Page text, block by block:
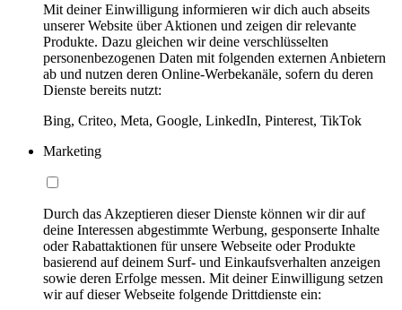
Mit deiner Einwilligung informieren wir dich auch abseits
unserer Website über Aktionen und zeigen dir relevante
Produkte. Dazu gleichen wir deine verschlüsselten
personenbezogenen Daten mit folgenden externen Anbietern
ab und nutzen deren Online-Werbekanäle, sofern du deren
Dienste bereits nutzt:
Bing, Criteo, Meta, Google, LinkedIn, Pinterest, TikTok
Marketing
Durch das Akzeptieren dieser Dienste können wir dir auf
deine Interessen abgestimmte Werbung, gesponserte Inhalte
oder Rabattaktionen für unsere Webseite oder Produkte
basierend auf deinem Surf- und Einkaufsverhalten anzeigen
sowie deren Erfolge messen. Mit deiner Einwilligung setzen
wir auf dieser Webseite folgende Drittdienste ein: